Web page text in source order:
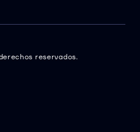
reservados.